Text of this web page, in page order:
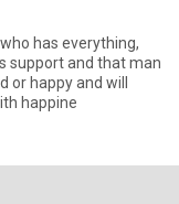
that man
or happy and will
love and his to the end of life with happine